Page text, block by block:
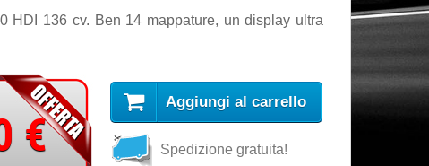
HDI 136 cv. Ben 14 mappature, un display ultra
€
Aggiungi al carrello
Spedizione gratuita!